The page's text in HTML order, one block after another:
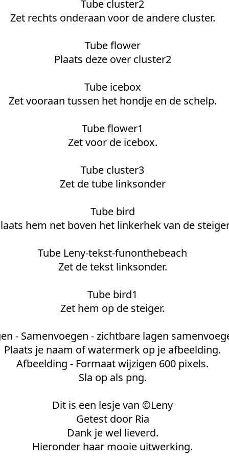
Tube cluster2
Zet rechts onderaan voor de andere cluster.
Tube flower
Plaats deze over cluster2
Tube icebox
Zet vooraan tussen het hondje en de schelp.
Tube flower1
Zet voor de icebox.
Tube cluster3
Zet de tube linksonder
Tube bird
hem net boven het linkerhek van de
Tube Leny-tekst-funonthebeach
Zet de tekst linksonder.
Tube bird1
Zet hem op de steiger.
- Samenvoegen - zichtbare lagen
Plaats je naam of watermerk op je afbeelding.
Afbeelding - Formaat wijzigen 600 pixels.
Sla op als png.
Dit is een lesje van ©Leny
Getest door Ria
Dank je wel lieverd.
Hieronder haar mooie uitwerking.